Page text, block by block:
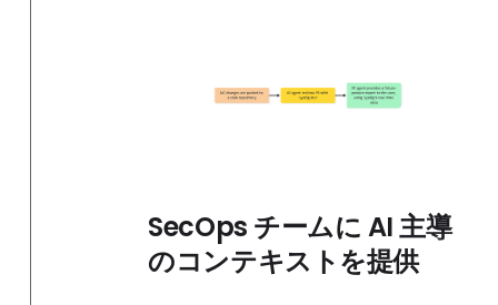
SecOps チームに AI 主導
のコンテキストを提供